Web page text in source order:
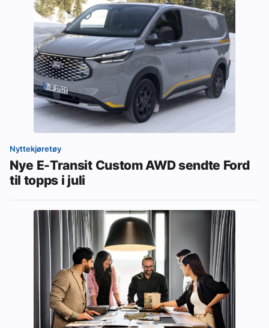
Nyttekjøretøy
Nye E-Transit Custom AWD sendte Ford
til topps i juli